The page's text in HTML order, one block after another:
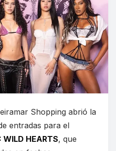
Shopping abrió la
entradas para el
WILD HEARTS, que